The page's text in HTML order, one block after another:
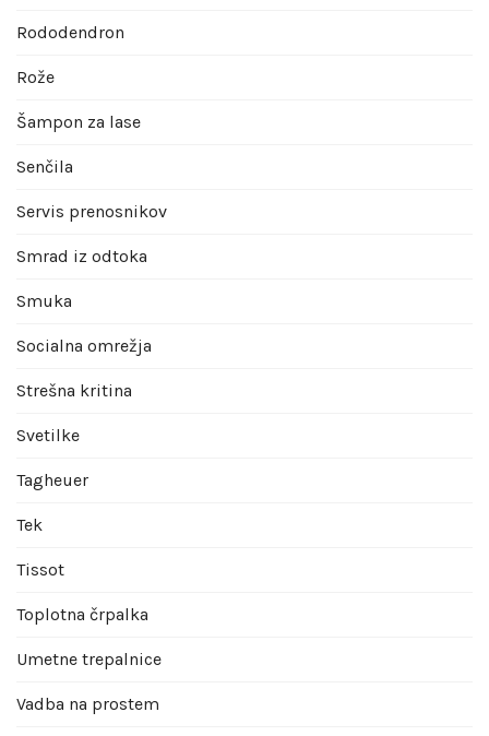
Rododendron
Rože
Šampon za lase
Senčila
Servis prenosnikov
Smrad iz odtoka
Smuka
Socialna omrežja
Strešna kritina
Svetilke
Tagheuer
Tek
Tissot
Toplotna črpalka
Umetne trepalnice
Vadba na prostem